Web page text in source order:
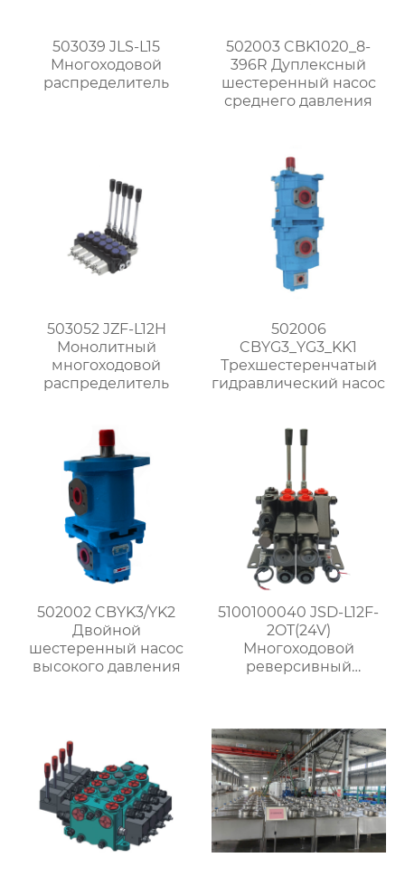
503039 JLS-L15
Многоходовой
распределитель
502003 CBK1020_8-
396R Дуплексный
шестеренный насос
среднего давления
503052 JZF-L12H
Монолитный
многоходовой
распределитель
502006
CBYG3_YG3_KK1
Трехшестеренчатый
гидравлический насос
502002 CBYK3/YK2
Двойной
шестеренный насос
высокого давления
5100100040 JSD-L12F-
2OT(24V)
Многоходовой
реверсивный